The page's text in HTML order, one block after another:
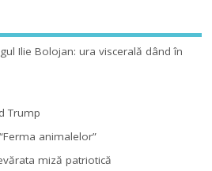
Ilie Bolojan: ura viscerală dând în
Trump
animalelor”
miză patriotică